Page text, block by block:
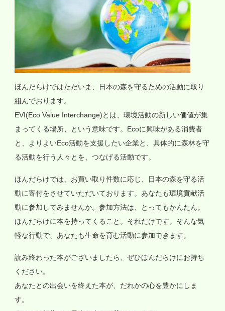
ほんだらけではただいま、日本の森を守るための活動に取り
組んでおります。
EVI(Eco Value Interchange)とは、環境活動の新しい価値が集
まってくる場所、という意味です。Ecoに興味がある消費者
と、よりよいEco活動を支援したい企業と、具体的に森林を守
る活動を行う人々とを、つなげる活動です。
ほんだらけでは、お買い取り件数に応じ、日本の森を守る活
動に寄付をさせていただいております。あなたも環境貢献活
動に参加してみませんか。参加方法は、とってもかんたん。
ほんだらけに本を持ってくること。それだけです。そんな気
軽な行動で、あなたも生命を育む活動に参加できます。
読み終わった本がございましたら、ぜひほんだらけにお持ち
ください。
あなたとの出会いを終えた本が、だれかの心を豊かにしま
す。